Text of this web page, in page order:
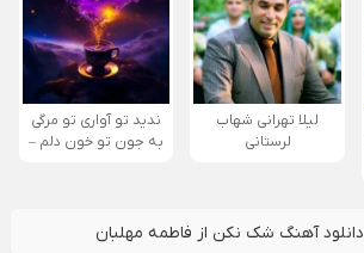
لیلا تهرانی شهاب
لرستانی
ندید تو آواری تو مرگی
به جون تو خون دلم –
دانلود آهنگ شک نکن از فاطمه مهلبان